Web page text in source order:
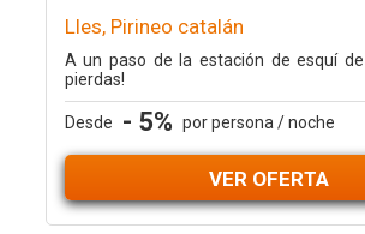
Lles, Pirineo catalán
A un paso de la estación de esquí de
pierdas!
Desde - 5% por persona / noche
VER OFERTA